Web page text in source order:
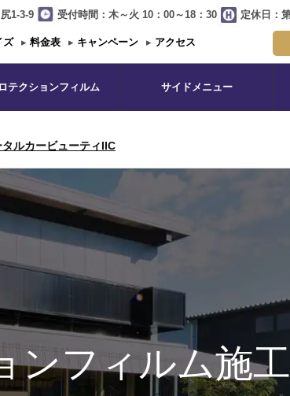
1-3-9 受付時間：木～火 10：00～18：30 定休日：
ズ ▸ 料金表 ▸ キャンペーン ▸ アクセス
テクションフィルム サイドメニュー
ルカービューティIIC
ンフィルム施